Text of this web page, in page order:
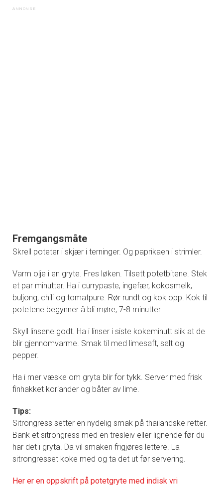
Fremgangsmåte
Skrell poteter i skjær i terninger. Og paprikaen i strimler.
Varm olje i en gryte. Fres løken. Tilsett potetbitene. Stek
et par minutter. Ha i currypaste, ingefær, kokosmelk,
buljong, chili og tomatpure. Rør rundt og kok opp. Kok til
potetene begynner å bli møre, 7-8 minutter.
Skyll linsene godt. Ha i linser i siste kokeminutt slik at de
blir gjennomvarme. Smak til med limesaft, salt og
pepper.
Ha i mer væske om gryta blir for tykk. Server med frisk
finhakket koriander og båter av lime.
Tips:
Sitrongress setter en nydelig smak på thailandske retter.
Bank et sitrongress med en tresleiv eller lignende før du
har det i gryta. Da vil smaken frigjøres lettere. La
sitrongresset koke med og ta det ut før servering.
Her er en oppskrift på potetgryte med indisk vri